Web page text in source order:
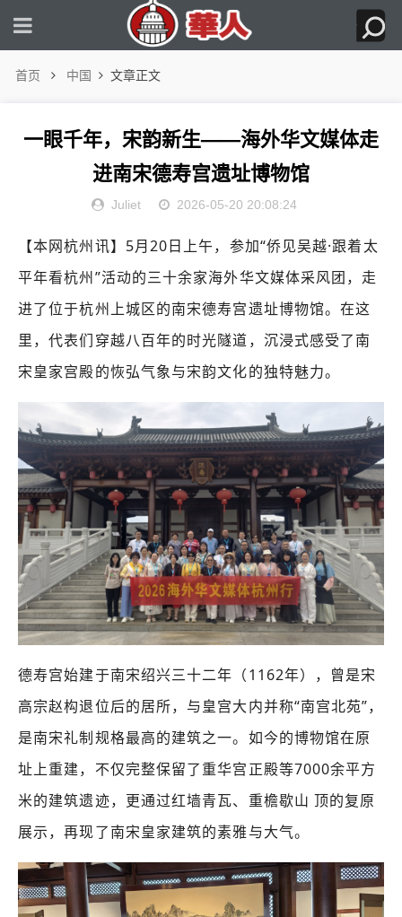
首页 中国 文章正文
一眼千年，宋韵新生——海外华文媒体走
进南宋德寿宫遗址博物馆
Juliet 2026-05-20 20:08:24
【本网杭州讯】5月20日上午，参加“侨见吴越·跟着太
平年看杭州”活动的三十余家海外华文媒体采风团，走
进了位于杭州上城区的南宋德寿宫遗址博物馆。在这
里，代表们穿越八百年的时光隧道，沉浸式感受了南
宋皇家宫殿的恢弘气象与宋韵文化的独特魅力。
德寿宫始建于南宋绍兴三十二年（1162年），曾是宋
高宗赵构退位后的居所，与皇宫大内并称“南宫北苑”，
是南宋礼制规格最高的建筑之一。如今的博物馆在原
址上重建，不仅完整保留了重华宫正殿等7000余平方
米的建筑遗迹，更通过红墙青瓦、重檐歇山 顶的复原
展示，再现了南宋皇家建筑的素雅与大气。